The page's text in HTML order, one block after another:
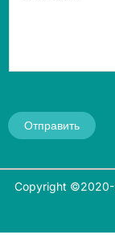
Отправить
Copyright ©2020-